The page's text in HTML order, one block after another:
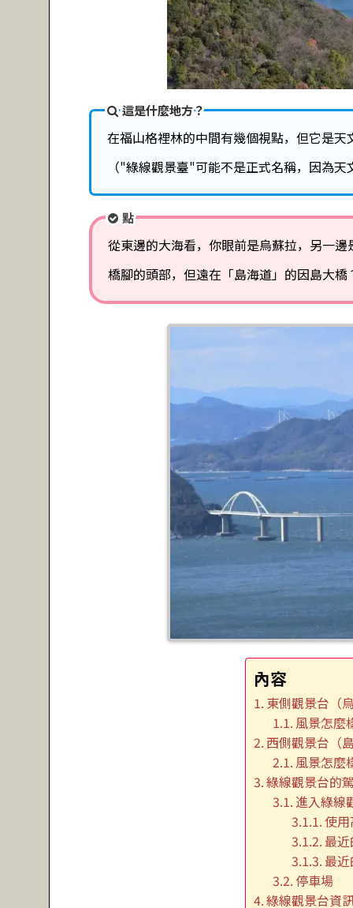
這是什麼地方？
在福山格裡林的中間有幾個視點，但它是天
（"綠線觀景臺"可能不是正式名稱，因為
點
從東邊的大海看，你眼前是烏蘇拉，另一
橋腳的頭部，但遠在「島海道」的因島大
內容
東側觀景台（
風景怎麼
西側觀景台（
風景怎麼
綠線觀景台的
進入綠線
使
最
最
停車場
綠線觀景台資